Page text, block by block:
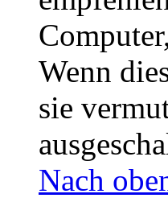
Wenn
sie
Nach